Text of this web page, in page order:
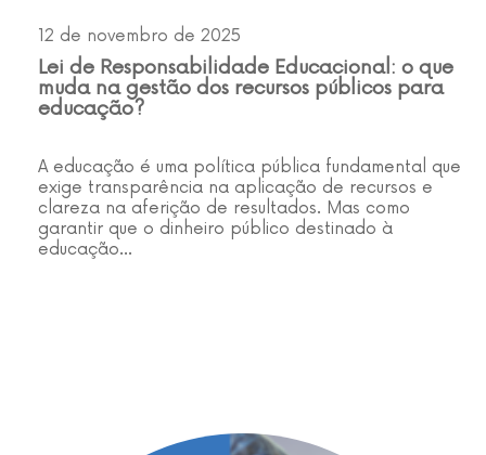
12 de novembro de 2025
Lei de Responsabilidade Educacional: o que
muda na gestão dos recursos públicos para
educação?
A educação é uma política pública fundamental que
exige transparência na aplicação de recursos e
clareza na aferição de resultados. Mas como
garantir que o dinheiro público destinado à
educação…